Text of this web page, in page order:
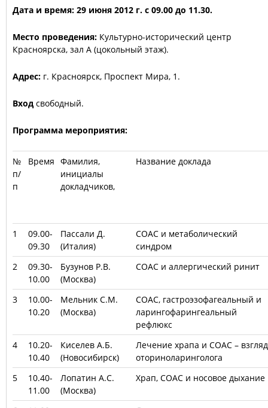
Дата и время: 29 июня 2012 г. с 09.00 до 11.30.
Место проведения: Культурно-исторический центр
Красноярска, зал А (цокольный этаж).
Адрес: г. Красноярск, Проспект Мира, 1.
Вход свободный.
Программа мероприятия:
№
п/
п
Время Фамилия,
инициалы
докладчиков,
Название доклада
1
09.00-
09.30
Пассали Д.
(Италия)
СОАС и метаболический
синдром
2
09.30-
10.00
Бузунов Р.В.
(Москва)
СОАС и аллергический ринит
3
10.00-
10.20
Мельник С.М.
(Москва)
СОАС, гастроэзофагеальный и
ларингофарингеальный
рефлюкс
4
10.20-
10.40
Киселев А.Б.
(Новосибирск)
Лечение храпа и СОАС – взгляд
оториноларинголога
5
10.40-
11.00
Лопатин А.С.
(Москва)
Храп, СОАС и носовое дыхание